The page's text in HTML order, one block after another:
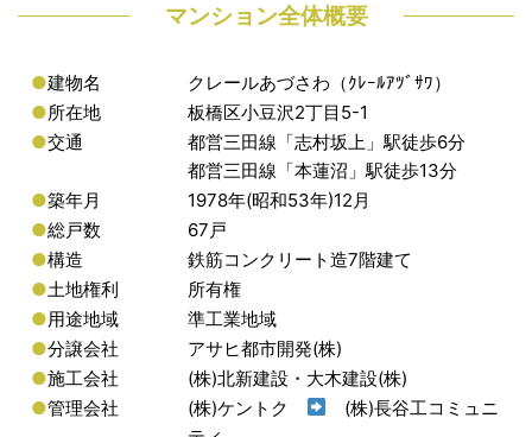
マンション全体概要
●建物名
クレールあづさわ（ｸﾚｰﾙｱﾂﾞｻﾜ）
●所在地
板橋区小豆沢2丁目5-1
●交通
都営三田線「志村坂上」駅徒歩6分
都営三田線「本蓮沼」駅徒歩13分
●築年月
1978年(昭和53年)12月
●総戸数
67戸
●構造
鉄筋コンクリート造7階建て
●土地権利
所有権
●用途地域
準工業地域
●分譲会社
アサヒ都市開発(株)
●施工会社
(株)北新建設・大木建設(株)
●管理会社 (株)ケントク
(株)長谷工コミュニ